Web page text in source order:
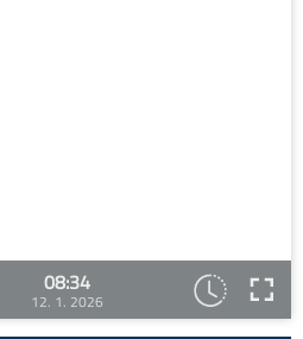
08:34
12. 1. 2026